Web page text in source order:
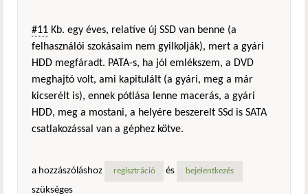
#11 Kb. egy éves, relatíve új SSD van benne (a
felhasználói szokásaim nem gyilkolják), mert a gyári
HDD megfáradt. PATA-s, ha jól emlékszem, a DVD
meghajtó volt, ami kapitulált (a gyári, meg a már
kicserélt is), ennek pótlása lenne macerás, a gyári
HDD, meg a mostani, a helyére beszerelt SSd is SATA
csatlakozással van a géphez kötve.
a hozzászóláshoz regisztráció és bejelentkezés
szükséges